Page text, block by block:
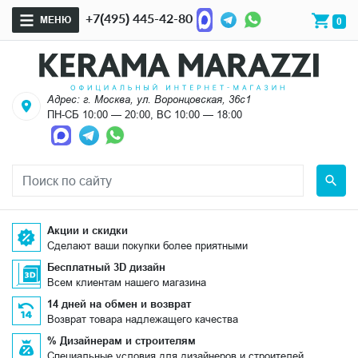
МЕНЮ +7(495) 445-42-80 0
Адрес: г. Москва, ул. Воронцовская, 36с1
ПН-СБ 10:00 — 20:00, ВС 10:00 — 18:00
Акции и скидки
Сделают ваши покупки более приятными
Бесплатный 3D дизайн
Всем клиентам нашего магазина
14 дней на обмен и возврат
Возврат товара надлежащего качества
% Дизайнерам и строителям